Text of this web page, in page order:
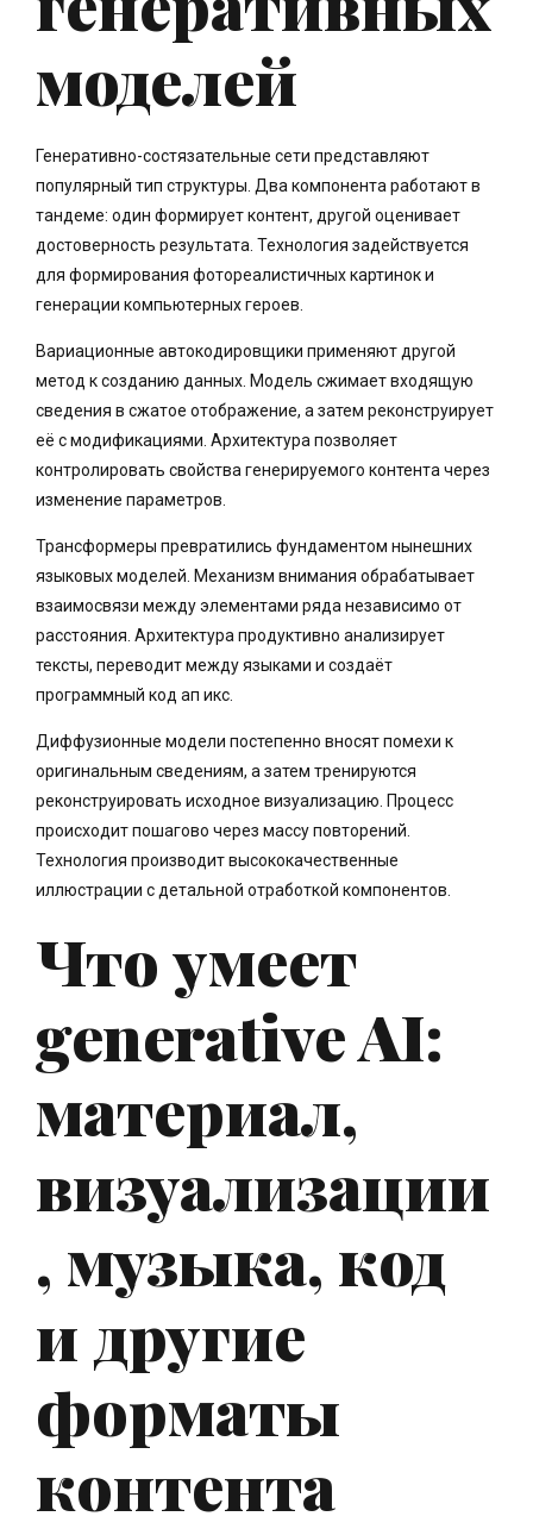
моделей
Генеративно-состязательные сети представляют
популярный тип структуры. Два компонента работают в
тандеме: один формирует контент, другой оценивает
достоверность результата. Технология задействуется
для формирования фотореалистичных картинок и
генерации компьютерных героев.
Вариационные автокодировщики применяют другой
метод к созданию данных. Модель сжимает входящую
сведения в сжатое отображение, а затем реконструирует
её с модификациями. Архитектура позволяет
контролировать свойства генерируемого контента через
изменение параметров.
Трансформеры превратились фундаментом нынешних
языковых моделей. Механизм внимания обрабатывает
взаимосвязи между элементами ряда независимо от
расстояния. Архитектура продуктивно анализирует
тексты, переводит между языками и создаёт
программный код ап икс.
Диффузионные модели постепенно вносят помехи к
оригинальным сведениям, а затем тренируются
реконструировать исходное визуализацию. Процесс
происходит пошагово через массу повторений.
Технология производит высококачественные
иллюстрации с детальной отработкой компонентов.
Что умеет
generative AI:
материал,
визуализации
, музыка, код
и другие
форматы
контента